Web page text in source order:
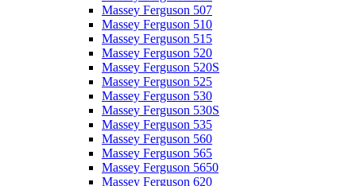
Massey Ferguson 507
Massey Ferguson 510
Massey Ferguson 515
Massey Ferguson 520
Massey Ferguson 520S
Massey Ferguson 525
Massey Ferguson 530
Massey Ferguson 530S
Massey Ferguson 535
Massey Ferguson 560
Massey Ferguson 565
Massey Ferguson 5650
Massey Ferguson 620